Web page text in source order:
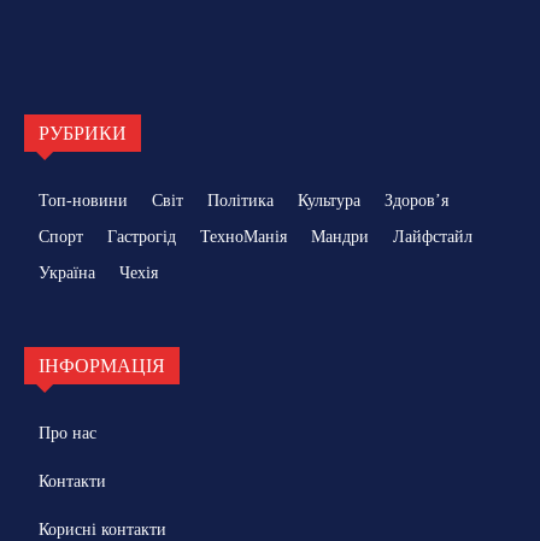
РУБРИКИ
Топ-новини Світ Політика Культура
Здоровʼя
Спорт
Гастрогід ТехноМанія Мандри
Лайфстайл
Україна
Чехія
ІНФОРМАЦІЯ
Про нас
Контакти
Корисні контакти